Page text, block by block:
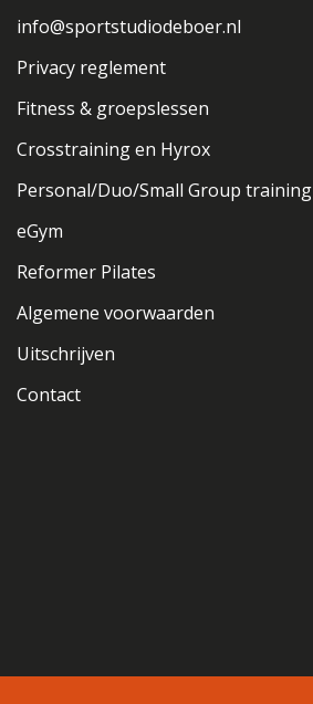
info@sportstudiodeboer.nl
Privacy reglement
Fitness & groepslessen
Crosstraining en Hyrox
Personal/Duo/Small Group training
eGym
Reformer Pilates
Algemene voorwaarden
Uitschrijven
Contact